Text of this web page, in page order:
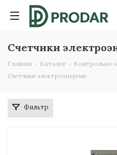
Счетчики
Главная - Каталог - Контрольно-
Счетчики электроэнергии
Фильтр